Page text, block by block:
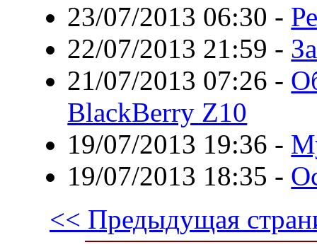
23/07/2013 06:30 -
22/07/2013 21:59 -
21/07/2013 07:26 -
BlackBerry Z10
19/07/2013 19:36 -
19/07/2013 18:35 -
<< Предыдущая